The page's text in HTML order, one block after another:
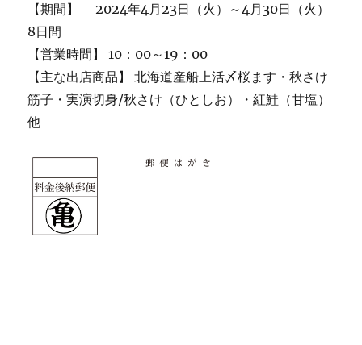
【期間】 2024年4月23日（火）～4月30日（火）
8日間
【営業時間】 10：00～19：00
【主な出店商品】 北海道産船上活〆桜ます・秋さけ
筋子・実演切身/秋さけ（ひとしお）・紅鮭（甘塩）
他